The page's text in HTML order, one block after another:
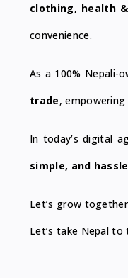
clothing, health
convenience.
As a 100% Nepali-
trade,
In today’s digital
simple, and
Let’s grow
Let’s take Nepal